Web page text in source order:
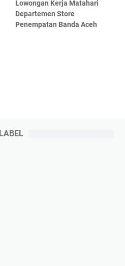
Lowongan Kerja Matahari
Departemen Store
Penempatan Banda Aceh
LABEL